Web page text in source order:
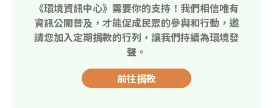
《環境資訊中心》需要你的支持！我們相信唯有
資訊公開普及，才能促成民眾的參與和行動，邀
請您加入定期捐款的行列，讓我們持續為環境發
聲。
前往捐款